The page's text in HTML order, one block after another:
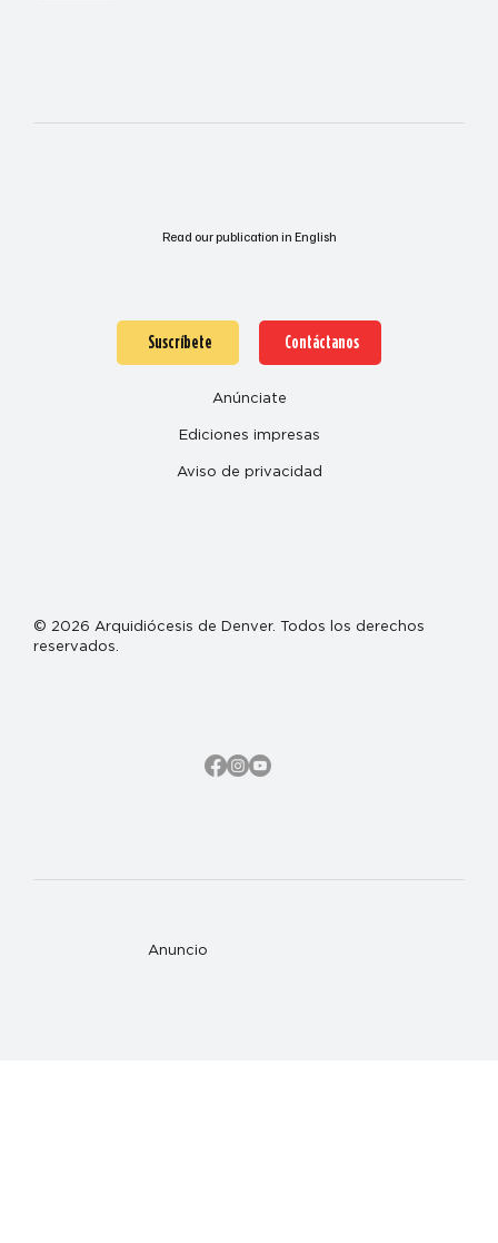
Read our publication in English
Anuncio
Suscríbete Contáctanos
Anúnciate
Ediciones impresas
Aviso de privacidad
© 2026 Arquidiócesis de Denver. Todos los derechos
reservados.